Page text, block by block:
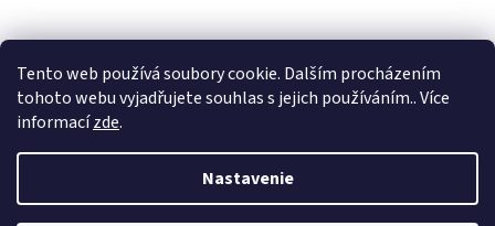
Tento web používá soubory cookie. Dalším procházením
tohoto webu vyjadřujete souhlas s jejich používáním.. Více
informacízde.
Nastavenie